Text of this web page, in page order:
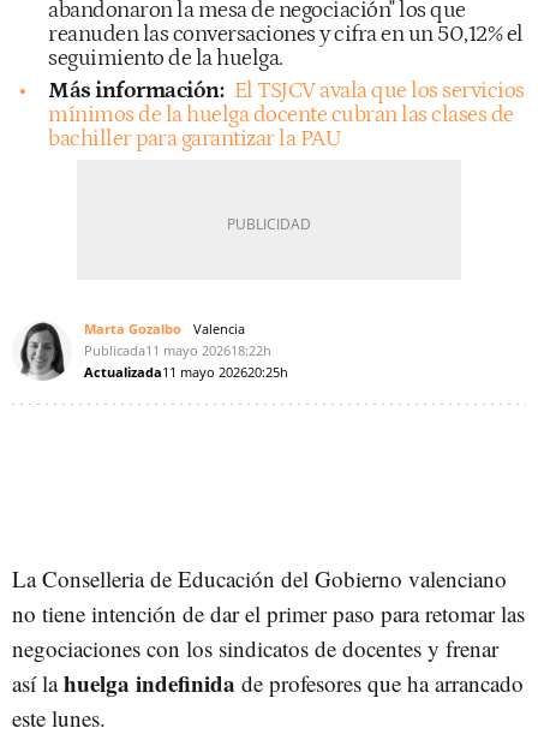
abandonaron la mesa de negociación" los que
reanuden las conversaciones y cifra en un 50,12% el
seguimiento de la huelga.
Más información: El TSJCV avala que los servicios
mínimos de la huelga docente cubran las clases de
bachiller para garantizar la PAU
Marta Gozalbo
Valencia
Publicada11 mayo 202618:22h
Actualizada11 mayo 202620:25h
La Conselleria de Educación del Gobierno valenciano
no tiene intención de dar el primer paso para retomar las
negociaciones con los sindicatos de docentes y frenar
así lahuelga indefinida de profesores que ha arrancado
este lunes.